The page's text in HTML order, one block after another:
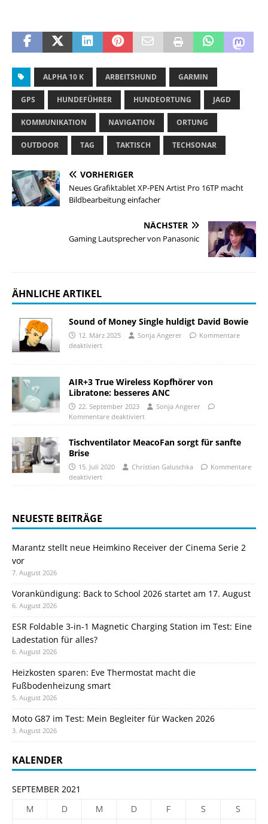
ALPHA 10 K ARBEITSHUND GARMIN
GPS HUNDEFÜHRER HUNDEORTUNG JAGD
KOMMUNIKATION NAVIGATION ORTUNG
OUTDOOR TAG TAKTISCH TECHSONAR
VORHERIGER
Neues Grafiktablet XP-PEN Artist Pro 16TP macht
Bildbearbeitung einfacher
NÄCHSTER
Gaming Lautsprecher von Panasonic
ÄHNLICHE ARTIKEL
Sound of Money Single huldigt David Bowie
12. März 2025 Sonja Angerer
Kommentare
deaktiviert
AIR+3 True Wireless Kopfhörer von
Libratone: besseres ANC
22. September 2023
Sonja Angerer
Kommentare deaktiviert
Tischventilator MeacoFan sorgt für sanfte
Brise
15. Juli 2020 Christian Galuschka
Kommentare
deaktiviert
NEUESTE BEITRÄGE
Marantz stellt neue Heimkino Receiver der Cinema Serie 2
vor
7. August 2026
Vorankündigung: Back to School 2026 startet am 17. August
6. August 2026
ESR Foldable 3-in-1 Magnetic Charging Station im Test: Eine
Ladestation für alles?
6. August 2026
Heizkosten sparen: Eve Thermostat macht die
Fußbodenheizung smart
5. August 2026
Moto G87 im Test: Mein Begleiter für Wacken 2026
3. August 2026
KALENDER
SEPTEMBER 2021
M
D M D F S
S